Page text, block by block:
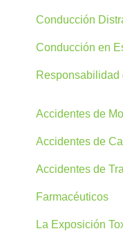
Conducción
Conducción en
Responsabilidad
Accidentes de
Accidentes de
Accidentes de
Farmacéuticos
La Exposición